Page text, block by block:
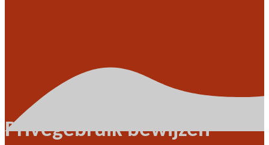
Privégebruik bewijzen